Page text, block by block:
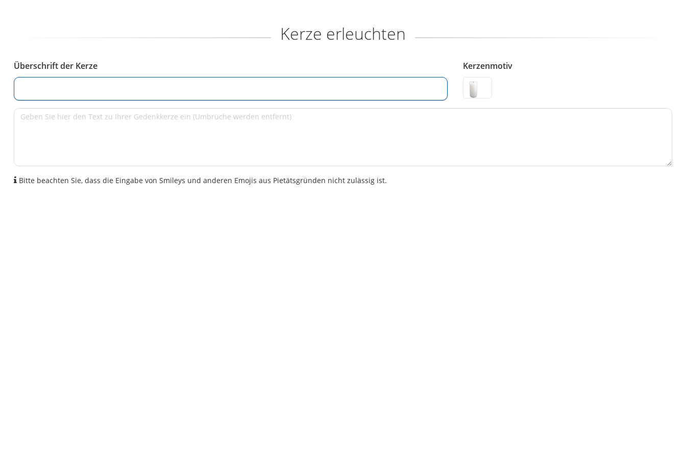
Kerze erleuchten
Überschrift der Kerze Kerzenmotiv
Bitte beachten Sie, dass die Eingabe von Smileys und anderen Emojis aus Pietätsgründen nicht zulässig ist.